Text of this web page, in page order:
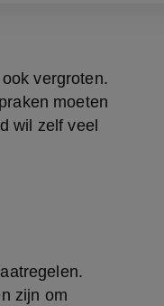
vergroten.
moeten
wil zelf veel
zijn om